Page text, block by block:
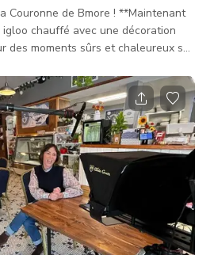
Couronne de Bmore ! **Maintenant
chauffé avec une décoration
des moments sûrs et chaleureux sur
lumineuse et spacieuse 4/3 est au
entièrement rénovée tout
historiques, elle a été utilisée
des dîners et autres célébrations,